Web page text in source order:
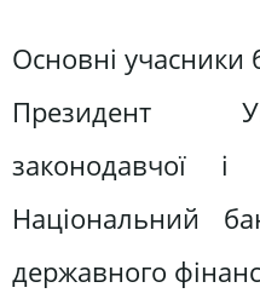
Основні
Президент
законодавчої і
Національний
державного